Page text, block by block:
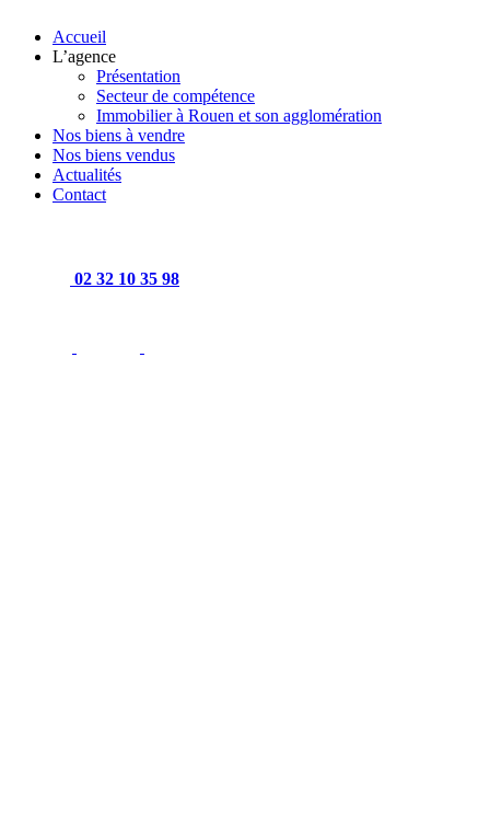
Accueil
L’agence
Présentation
Secteur de compétence
Immobilier à Rouen et son agglomération
Nos biens à vendre
Nos biens vendus
Actualités
Contact
02 32 10 35 98